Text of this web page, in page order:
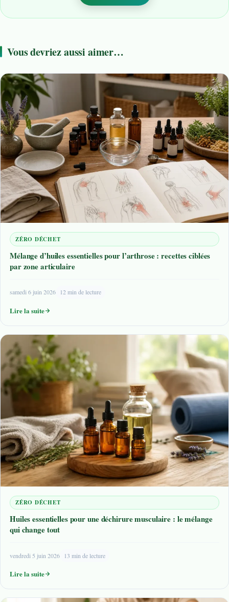
Vous devriez aussi aimer…
ZÉRO DÉCHET
Mélange d’huiles essentielles pour l’arthrose : recettes ciblées
par zone articulaire
samedi 6 juin 2026 12 min de lecture
Lire la suite
ZÉRO DÉCHET
Huiles essentielles pour une déchirure musculaire : le mélange
qui change tout
vendredi 5 juin 2026 13 min de lecture
Lire la suite